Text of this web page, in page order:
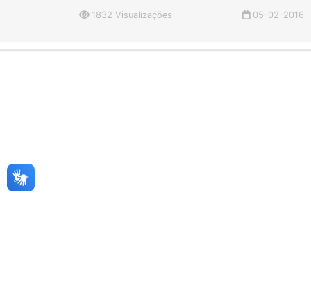
1832 Visualizações 05-02-2016